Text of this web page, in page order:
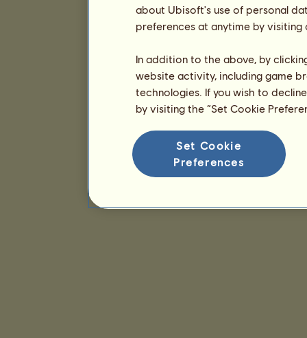
about Ubisoft's use of personal
preferences at anytime by
In addition to the above, by
website activity, including game
technologies. If you wish to
by visiting the “Set Cookie
Set Cookie
Preferences